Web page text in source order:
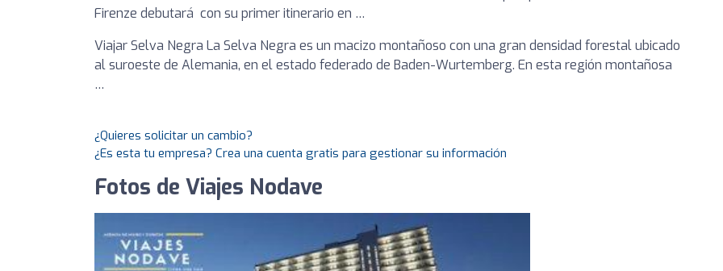
Firenze debutará con su primer itinerario en …
Viajar Selva Negra La Selva Negra es un macizo montañoso con una gran densidad forestal ubicado
al suroeste de Alemania, en el estado federado de Baden-Wurtemberg. En esta región montañosa
…
¿Quieres solicitar un cambio?
¿Es esta tu empresa? Crea una cuenta gratis para gestionar su información
Fotos de Viajes Nodave